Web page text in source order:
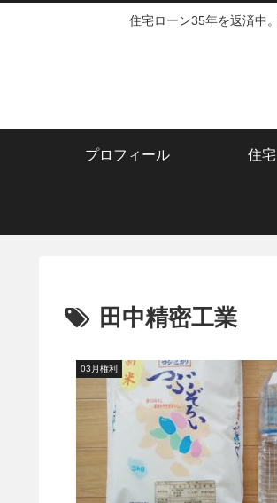
住宅ローン35年を返済中
プロフィール 住
田中精密工業
03月権利